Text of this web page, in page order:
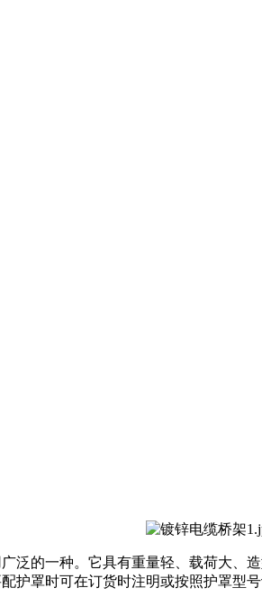
泛的一种。它具有重量轻、载荷大
护罩时可在订货时注明或按照护罩型